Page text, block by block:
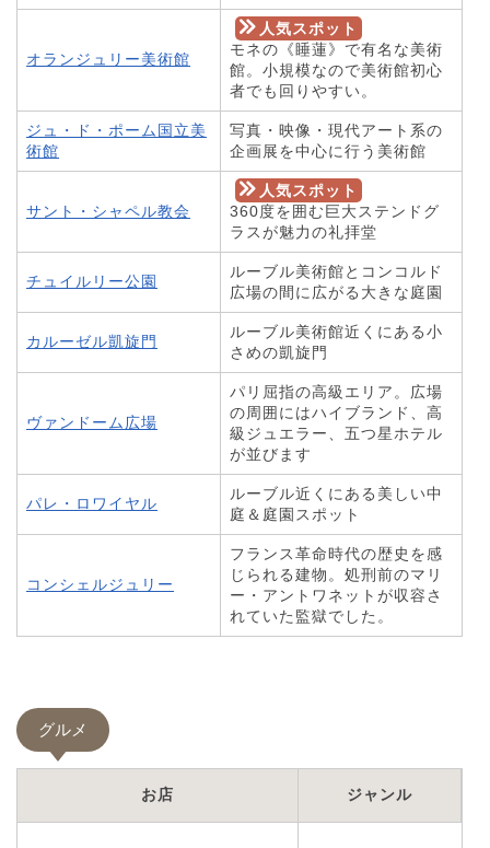
オランジュリー美術館
人気スポット
モネの《睡蓮》で有名な美術
館。小規模なので美術館初心
者でも回りやすい。
ジュ・ド・ポーム国立美
術館
写真・映像・現代アート系の
企画展を中心に行う美術館
サント・シャペル教会
人気スポット
360度を囲む巨大ステンドグ
ラスが魅力の礼拝堂
チュイルリー公園
ルーブル美術館とコンコルド
広場の間に広がる大きな庭園
カルーゼル凱旋門
ルーブル美術館近くにある小
さめの凱旋門
ヴァンドーム広場
パリ屈指の高級エリア。広場
の周囲にはハイブランド、高
級ジュエラー、五つ星ホテル
が並びます
パレ・ロワイヤル
ルーブル近くにある美しい中
庭＆庭園スポット
コンシェルジュリー
フランス革命時代の歴史を感
じられる建物。処刑前のマリ
ー・アントワネットが収容さ
れていた監獄でした。
グルメ
お店 ジャンル